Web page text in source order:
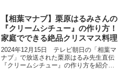
節。甘さを生かして、こってりコクのあ
る美味しいおかず...
【相葉マナブ】栗原はるみさんの
『クリームシチュー』の作り方！
家庭でできる絶品クリスマス料理
2024年12月15日 テレビ朝日の「相葉マ
ナブ」で放送された栗原はるみ先生直伝
『クリームシチュー』の作り方を紹介し